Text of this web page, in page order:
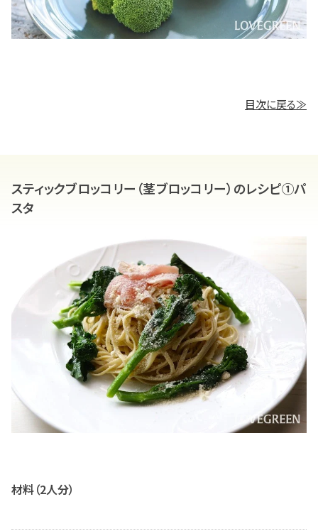
目次に戻る≫
スティックブロッコリー（茎ブロッコリー）のレシピ➀パ
スタ
材料（2人分）